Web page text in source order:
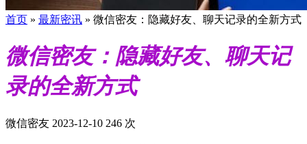
首页 » 最新密讯 » 微信密友：隐藏好友、聊天记录的全新方式
微信密友：隐藏好友、聊天记
录的全新方式
微信密友 2023-12-10 246 次